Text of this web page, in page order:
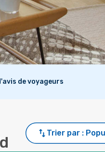
de voyageurs
Trier par :